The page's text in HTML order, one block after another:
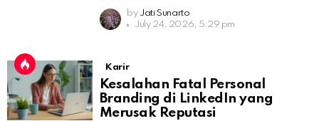
by Jati Sunarto
July 24, 2026, 5:29 pm
Karir
Kesalahan Fatal Personal
Branding di LinkedIn yang
Merusak Reputasi